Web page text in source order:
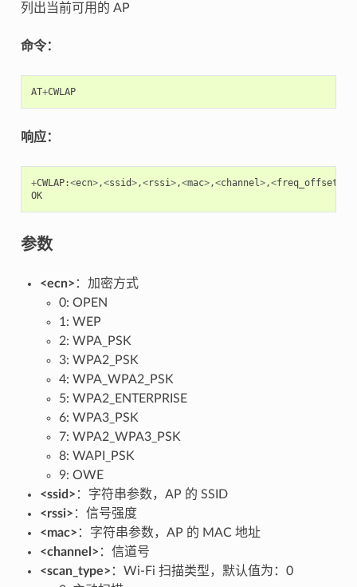
列出当前可用的 AP
命令：
AT+CWLAP
响应：
+CWLAP:<ecn>,<ssid>,<rssi>,<mac>,<channel>,<freq_offset
OK
参数
<ecn> ：加密方式
0: OPEN
1: WEP
2: WPA_PSK
3: WPA2_PSK
4: WPA_WPA2_PSK
5: WPA2_ENTERPRISE
6: WPA3_PSK
7: WPA2_WPA3_PSK
8: WAPI_PSK
9: OWE
<ssid> ：字符串参数，AP 的 SSID
<rssi> ：信号强度
<mac> ：字符串参数，AP 的 MAC 地址
<channel> ：信道号
<scan_type> ：Wi-Fi 扫描类型，默认值为：0